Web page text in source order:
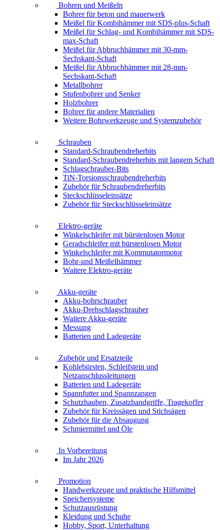
Bohren und Meißeln
Bohrer für beton und mauerwerk
Meißel für Kombihämmer mit SDS-plus-Schaft
Meißel für Schlag- und Kombihämmer mit SDS-
max-Schaft
Meißel für Abbruchhämmer mit 30-mm-
Sechskant-Schaft
Meißel für Abbruchhämmer mit 28-mm-
Sechskant-Schaft
Metallbohrer
Stufenbohrer und Senker
Holzbohrer
Bohrer für andere Materialien
Weitere Bohrwerkzeuge und Systemzubehör
Schrauben
Standard-Schraubendreherbits
Standard-Schraubendreherbits mit langem Schaft
Schlagschrauber-Bits
TiN-Torsionsschraubendreherbits
Zubehör für Schraubendreherbits
Steckschlüsseleinsätze
Zubehör für Steckschlüsseleinsätze
Elektro-geräte
Winkelschleifer mit bürstenlosen Motor
Geradschleifer mit bürstenlosen Motor
Winkelschleifer mit Kommutatormotor
Bohr-und Meißelhämmer
Waitere Elektro-geräte
Akku-geräte
Akku-bohrschrauber
Akku-Drehschlagschrauber
Waitere Akku-geräte
Messung
Batterien und Ladegeräte
Zubehör und Ersatzteile
Kohlebürsten, Schleifstein und
Netzanschlussleitungen
Batterien und Ladegeräte
Spannfutter und Spannzangen
Schutzhauben, Zusatzhandgriffe, Tragekoffer
Zubehör für Kreissägen und Stichsägen
Zubehör für die Absaugung
Schmiermittel und Öle
In Vorbereitung
Im Jahr 2026
Promotion
Handwerkzeuge und praktische Hilfsmittel
Speichersysteme
Schutzausrüstung
Kleidung und Schuhe
Hobby, Sport, Unterhaltung